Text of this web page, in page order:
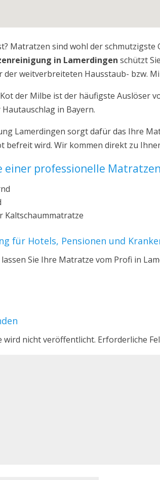
Matratzen sind wohl der schmutzigste
in Lamerdingen schützt
der weitverbreiteten Hausstaub- bzw.
der Milbe ist der häufigste Auslöser
in Bayern.
Lamerdingen sorgt dafür das Ihre
befreit wird. Wir kommen direkt zu
einer professionelle
Kaltschaummatratze
für Hotels, Pensionen und
Sie Ihre Matratze vom Profi in
wird nicht veröffentlicht. Erforderliche